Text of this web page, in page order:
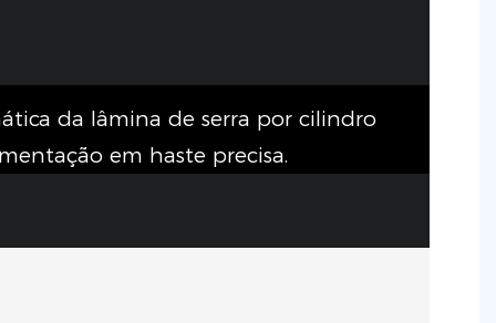
da lâmina de serra por cilindro
em haste precisa.